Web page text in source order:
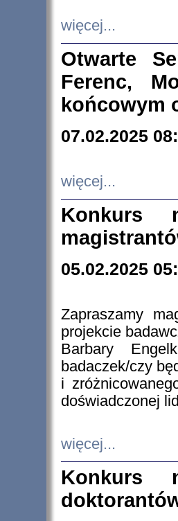
więcej...
Otwarte
Ferenc,
końcowym
07.02.2025
więcej...
Konkurs
05.02.2025
Zapraszamy
projekcie
Barbary
badaczek/czy
i
doświadczonej
więcej...
Konkurs